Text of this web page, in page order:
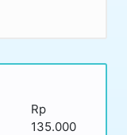
Rp
135.000